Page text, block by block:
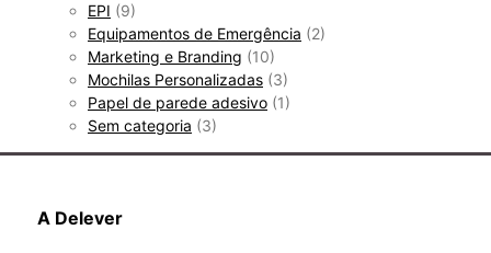
EPI (9)
Equipamentos de Emergência (2)
Marketing e Branding (10)
Mochilas Personalizadas (3)
Papel de parede adesivo (1)
Sem categoria (3)
A Delever